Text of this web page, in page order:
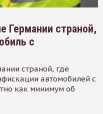
Германии страной,
с
страной, где
автомобилей с
как минимум об